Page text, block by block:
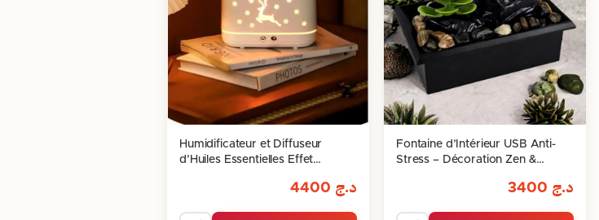
Fontaine d’Intérieur USB Anti-
Stress – Décoration Zen &
د.ج
Humidificateur et Diffuseur
d’Huiles Essentielles Effet
د.ج